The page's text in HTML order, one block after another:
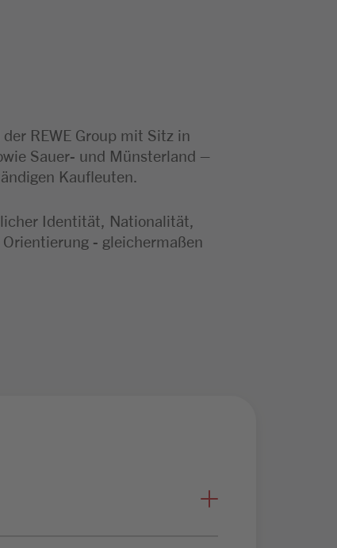
REWE Group mit Sitz in
Sauer- und Münsterland –
Kaufleuten.
Identität, Nationalität,
- gleichermaßen